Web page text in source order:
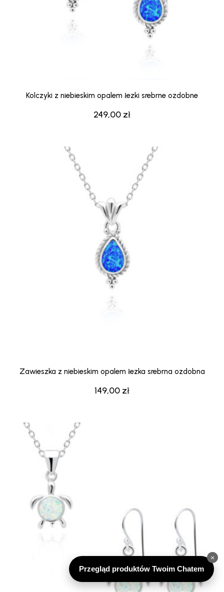
249,00 zł
Kolczyki z niebieskim opalem łezki srebrne ozdobne
149,00 zł
Zawieszka z niebieskim opalem łezka srebrna ozdobna
×
Przegląd produktów Twoim Chatem